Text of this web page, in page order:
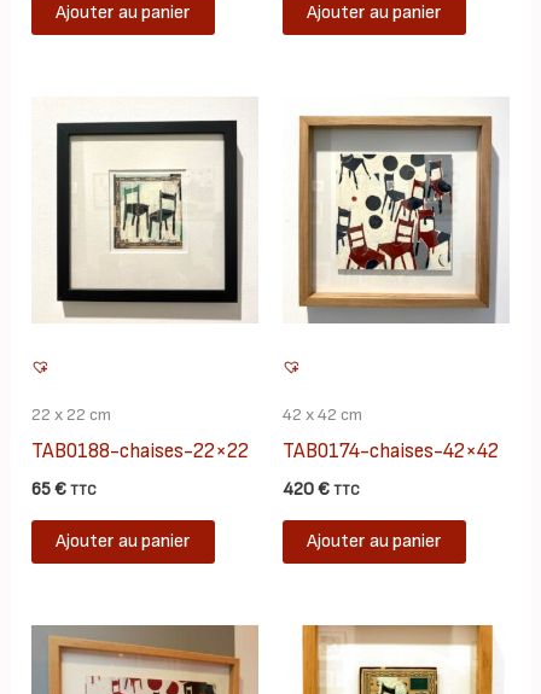
Ajouter au panier Ajouter au panier
22 x 22 cm
TAB0188-chaises-22×22
65€ TTC
Ajouter au panier
42 x 42 cm
TAB0174-chaises-42×42
420€ TTC
Ajouter au panier